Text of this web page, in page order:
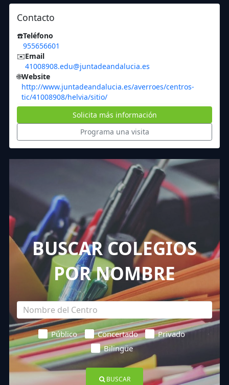
Contacto
☎️Teléfono
955656601
✉️Email
41008908.edu@juntadeandalucia.es
🌐Website
http://www.juntadeandalucia.es/averroes/centros-
tic/41008908/helvia/sitio/
Solicita más información
Programa una visita
BUSCAR COLEGIOS
POR NOMBRE
Público Concertado
Privado
Bilingüe
BUSCAR